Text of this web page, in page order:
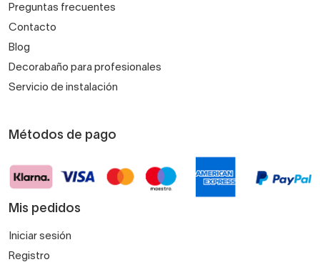
Preguntas frecuentes
Contacto
Blog
Decorabaño para profesionales
Servicio de instalación
Métodos de pago
Mis pedidos
Iniciar sesión
Registro